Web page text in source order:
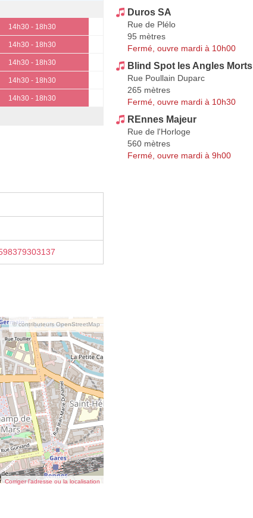
14h30 - 18h30
14h30 - 18h30
14h30 - 18h30
14h30 - 18h30
14h30 - 18h30
© contributeurs OpenStreetMap
Corriger l’adresse ou la localisation
Duros SA
Rue de Plélo
95 mètres
Fermé, ouvre mardi à 10h00
Blind Spot les Angles Morts
Rue Poullain Duparc
265 mètres
Fermé, ouvre mardi à 10h30
REnnes Majeur
Rue de l'Horloge
560 mètres
Fermé, ouvre mardi à 9h00